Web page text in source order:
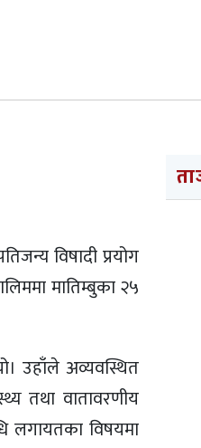
विषादी प्रयोग
मातिम्बुका २५
उहाँले अव्यवस्थित
तथा वातावरणीय
लगायतका विषयमा